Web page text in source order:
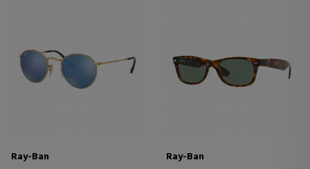
Ray-Ban
Ray-Ban